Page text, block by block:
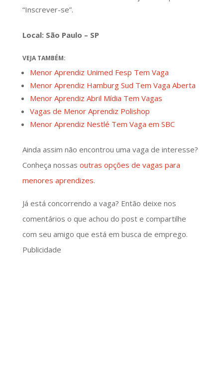
“Inscrever-se”.
Local: São Paulo – SP
VEJA TAMBÉM:
Menor Aprendiz Unimed Fesp Tem Vaga
Menor Aprendiz Hamburg Sud Tem Vaga Aberta
Menor Aprendiz Abril Mídia Tem Vagas
Vagas de Menor Aprendiz Polishop
Menor Aprendiz Nestlé Tem Vaga em SBC
Ainda assim não encontrou uma vaga de interesse?
Conheça nossas outras opções de vagas para
menores aprendizes.
Já está concorrendo a vaga? Então deixe nos
comentários o que achou do post e compartilhe
com seu amigo que está em busca de emprego.
Publicidade